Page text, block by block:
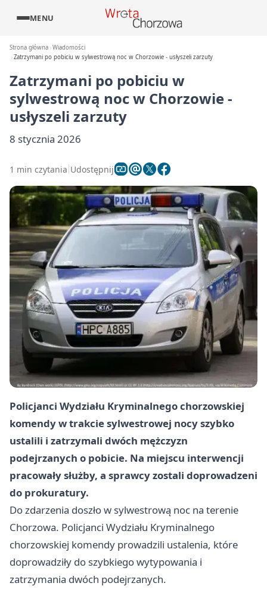
MENU
Strona główna Wiadomości
Zatrzymani po pobiciu w sylwestrową noc w Chorzowie - usłyszeli zarzuty
Zatrzymani po pobiciu w
sylwestrową noc w Chorzowie -
usłyszeli zarzuty
8 stycznia 2026
1 min czytania Udostępnij
Policjanci Wydziału Kryminalnego chorzowskiej
komendy w trakcie sylwestrowej nocy szybko
ustalili i zatrzymali dwóch mężczyzn
podejrzanych o pobicie. Na miejscu interwencji
pracowały służby, a sprawcy zostali doprowadzeni
do prokuratury.
Do zdarzenia doszło w sylwestrową noc na terenie
Chorzowa. Policjanci Wydziału Kryminalnego
chorzowskiej komendy prowadzili ustalenia, które
doprowadziły do szybkiego wytypowania i
zatrzymania dwóch podejrzanych.